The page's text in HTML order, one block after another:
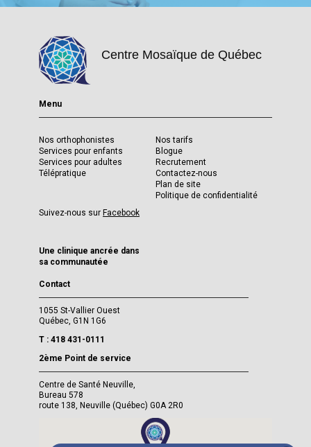
Centre Mosaïque de Québec
Menu
Nos orthophonistes
Services pour enfants
Services pour adultes
Télépratique
Nos tarifs
Blogue
Recrutement
Contactez-nous
Plan de site
Politique de confidentialité
Suivez-nous sur Facebook
Une clinique ancrée dans
sa communautée
Contact
1055 St-Vallier Ouest
Québec, G1N 1G6
T : 418 431-0111
2ème Point de service
Centre de Santé Neuville,
Bureau 578
route 138, Neuville (Québec) G0A 2R0